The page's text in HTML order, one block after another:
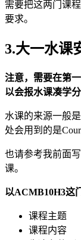
需要把这两门课
要求。
3.大一水课
注意，需要在第
以会报水课凑学分
水课的来源一般
处会用到的是
也请参考我前面
课。
以ACMB10H3这
课程主题
课程内容